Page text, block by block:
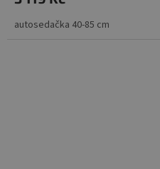
autosedačka 40-85 cm